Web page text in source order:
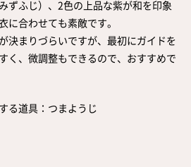
ずふじ）、2色の上品な紫が和を印象
に合わせても素敵です。
決まりづらいですが、最初にガイドを
く、微調整もできるので、おすすめで
る道具：つまようじ